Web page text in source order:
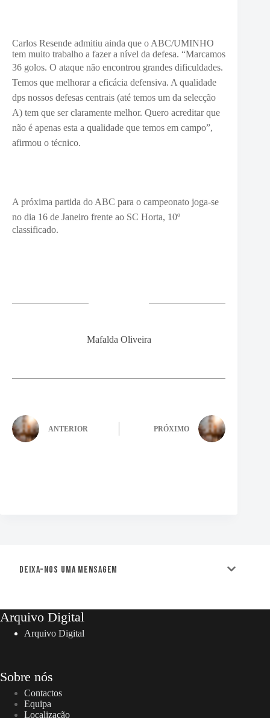
Carlos Resende admitiu ainda que o ABC/UMINHO
tem muito trabalho a fazer a nível da defesa. “Marcamos
36 golos. O ataque não encontrou grandes dificuldades.
Temos que melhorar a eficácia defensiva. A qualidade
dps nossos defesas centrais (até temos um da selecção
A) tem que ser claramente melhor. Quero acreditar que
não é apenas esta a qualidade que temos em campo”,
afirmou o técnico.
A próxima partida do ABC para o campeonato joga-se
no dia 16 de Janeiro frente ao SC Horta, 10º
classificado.
Mafalda Oliveira
ANTERIOR PRÓXIMO
Deixa-nos uma mensagem
Arquivo Digital
Arquivo Digital
Sobre nós
Contactos
Equipa
Localização